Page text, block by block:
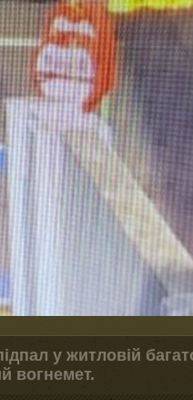
у житловій
вогнемет.